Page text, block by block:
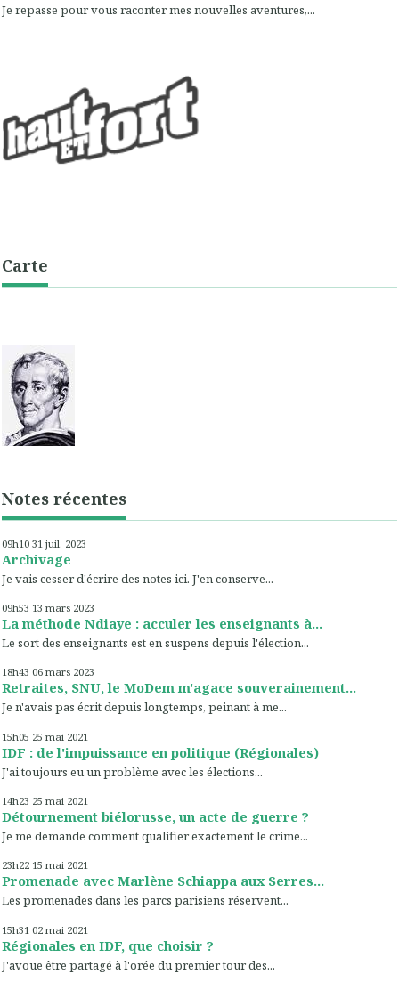
Je repasse pour vous raconter mes nouvelles aventures,...
Carte
Notes récentes
09h10 31 juil. 2023
Archivage
Je vais cesser d'écrire des notes ici. J'en conserve...
09h53 13 mars 2023
La méthode Ndiaye : acculer les enseignants à...
Le sort des enseignants est en suspens depuis l'élection...
18h43 06 mars 2023
Retraites, SNU, le MoDem m'agace souverainement...
Je n'avais pas écrit depuis longtemps, peinant à me...
15h05 25 mai 2021
IDF : de l'impuissance en politique (Régionales)
J'ai toujours eu un problème avec les élections...
14h23 25 mai 2021
Détournement biélorusse, un acte de guerre ?
Je me demande comment qualifier exactement le crime...
23h22 15 mai 2021
Promenade avec Marlène Schiappa aux Serres...
Les promenades dans les parcs parisiens réservent...
15h31 02 mai 2021
Régionales en IDF, que choisir ?
J'avoue être partagé à l'orée du premier tour des...